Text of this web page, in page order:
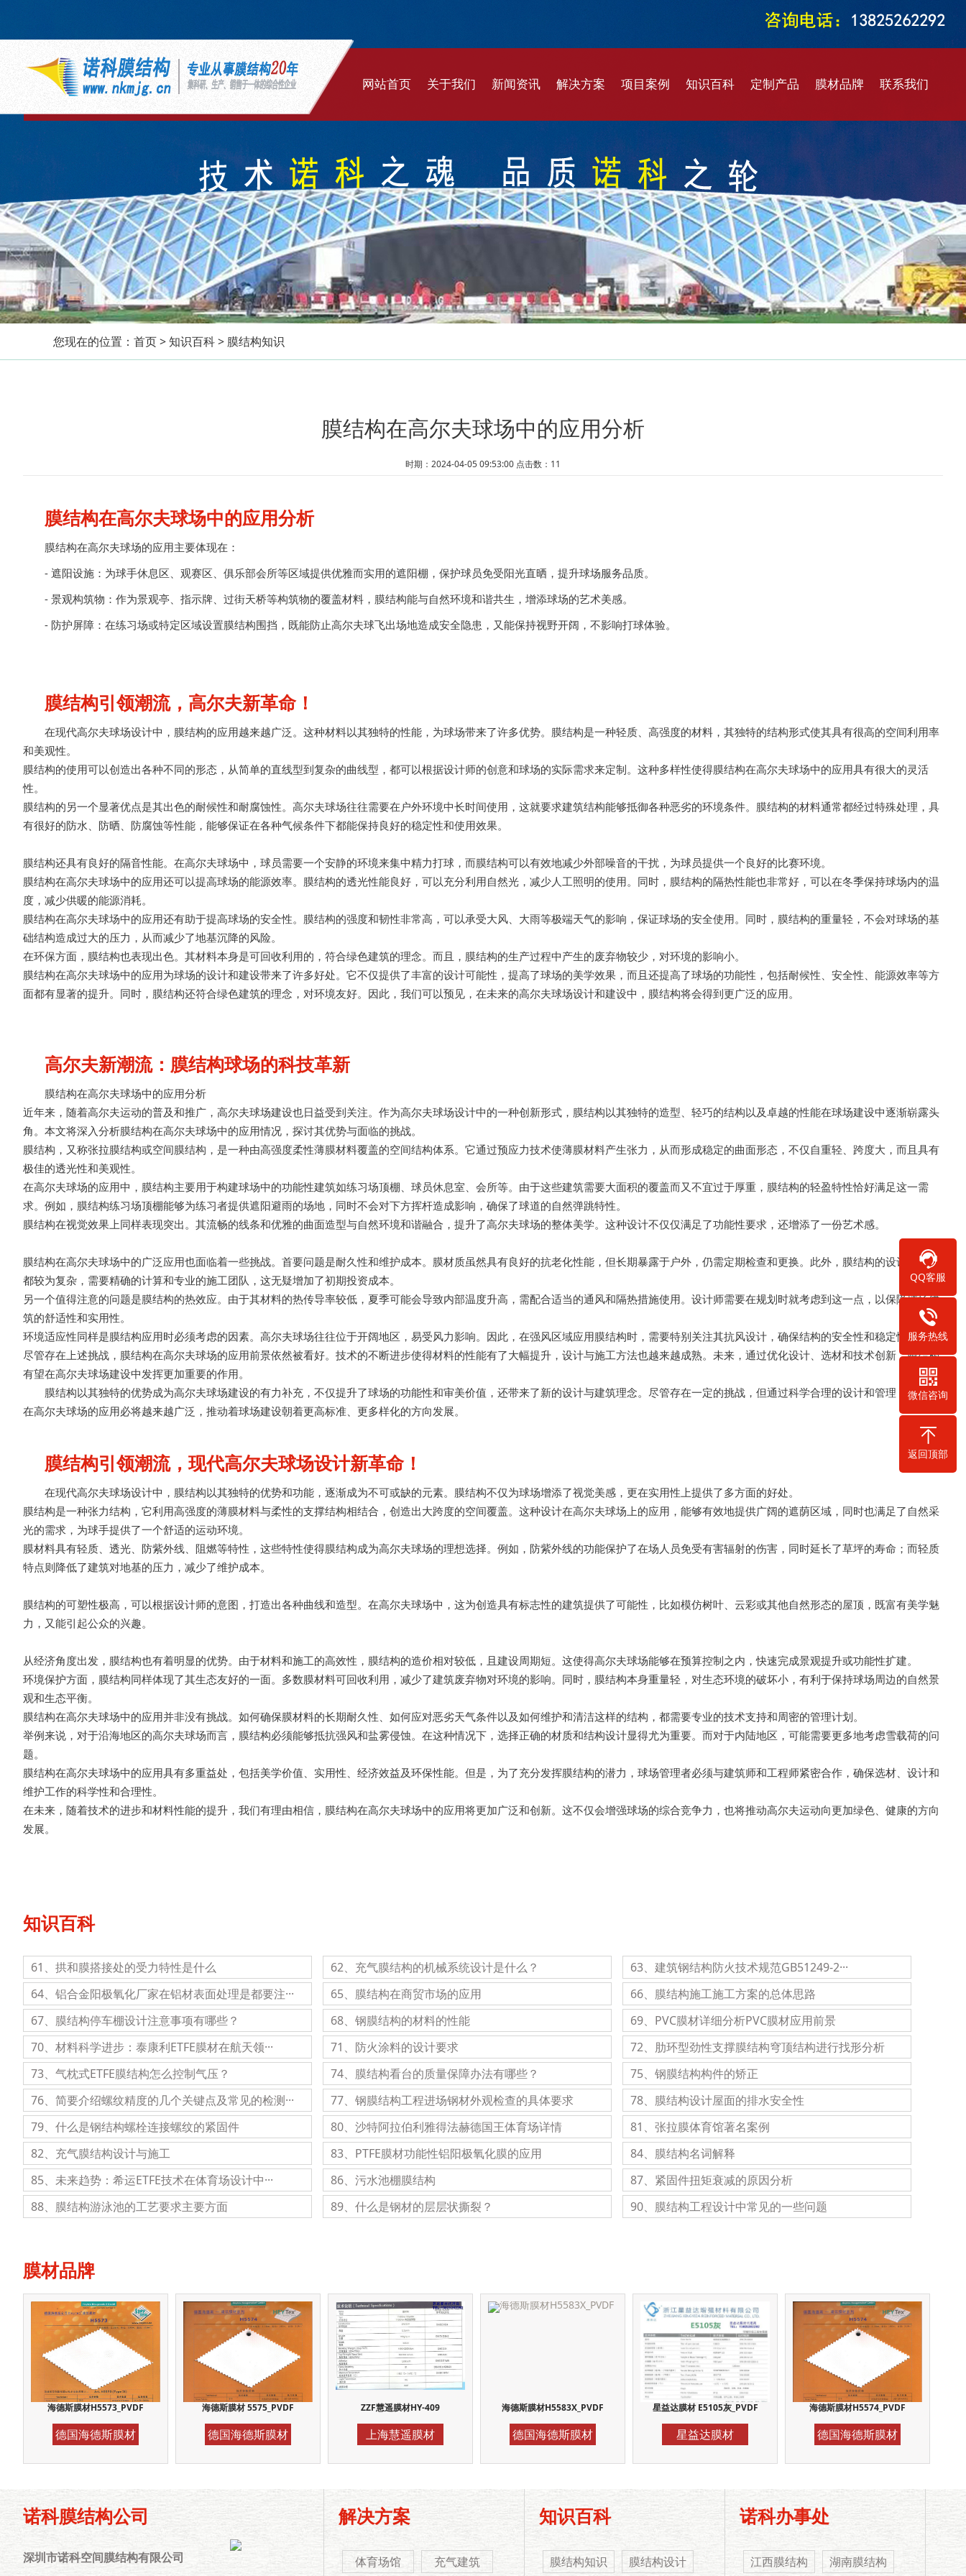
网站首页 关于我们
企业文化
发展历程
公司实力
新闻资讯
行业新闻
解决方案
充气建筑
遮阳系统
封闭煤棚
景观文化
污水环保
项目案例
膜结构车棚
膜结构看台
膜结构景观
膜结构煤棚
充气膜结构
污水加盖膜
遮阳膜结构
知识百科
膜结构知识
膜结构设计
膜结构加工
膜结构施工
膜结构维修
膜结构价格
ETFE材质
定制产品
马戏大棚
仓储篷房
建筑幕墙
定制阳伞
智能开启
雷达罩棚
膜材品牌
进口膜材
国产膜材
ETFE膜材
PTFE膜材
PVDF膜材
二氧化钛膜材
环保密闭膜材
联系我们
您现在的位置： 首页>知识百科> 膜结构知识
膜结构在高尔夫球场中的应用分析
时期：2024-04-05 09:53:00 点击数：11
膜结构在高尔夫球场中的应用分析
膜结构在高尔夫球场的应用主要体现在：
- 遮阳设施：为球手休息区、观赛区、俱乐部会所等区域提供优雅而实用的遮阳棚 ，保护球员免受阳光直晒，提升球场服务品质。
- 景观构筑物：作为景观亭、指示牌、过街天桥等构筑物的覆盖材料，膜结构能与自然环境和谐共生，增添球场的艺术美感。
- 防护屏障：在练习场或特定区域设置膜结构围挡，既能防止高尔夫球飞出场地造成安全隐患，又能保持视野开阔，不影响打球体验。
膜结构引领潮流，高尔夫新革命！
在现代高尔夫球场设计中，膜结构的应用越来越广泛。这种材料以其独特的性能，为球场带来了许多优势。膜结构是一种轻质、高强度的材料，其独特的结构形式使其具有很高的空间利用率
和美观性。
膜结构的使用可以创造出各种不同的形态，从简单的直线型到复杂的曲线型，都可以根据设计师的创意和球场的实际需求来定制。这种多样性使得膜结构在高尔夫球场中的应用具有很大的灵活
性。
膜结构的另一个显著优点是其出色的耐候性和耐腐蚀性。高尔夫球场往往需要在户外环境中长时间使用，这就要求建筑结构能够抵御各种恶劣的环境条件。膜结构的材料通常都经过特殊处理，具
有很好的防水、防晒、防腐蚀等性能，能够保证在各种气候条件下都能保持良好的稳定性和使用效果。
膜结构还具有良好的隔音性能。在高尔夫球场中，球员需要一个安静的环境来集中精力打球，而膜结构可以有效地减少外部噪音的干扰，为球员提供一个良好的比赛环境。
膜结构在高尔夫球场中的应用还可以提高球场的能源效率。膜结构的透光性能良好，可以充分利用自然光，减少人工照明的使用。同时，膜结构的隔热性能也非常好，可以在冬季保持球场内的温
度，减少供暖的能源消耗。
膜结构在高尔夫球场中的应用还有助于提高球场的安全性。膜结构的强度和韧性非常高，可以承受大风、大雨等极端天气的影响，保证球场的安全使用。同时，膜结构的重量轻，不会对球场的基
础结构造成过大的压力，从而减少了地基沉降的风险。
在环保方面，膜结构也表现出色。其材料本身是可回收利用的，符合绿色建筑的理念。而且，膜结构的生产过程中产生的废弃物较少，对环境的影响小。
膜结构在高尔夫球场中的应用为球场的设计和建设带来了许多好处。它不仅提供了丰富的设计可能性，提高了球场的美学效果，而且还提高了球场的功能性，包括耐候性、安全性、能源效率等方
面都有显著的提升。同时，膜结构还符合绿色建筑的理念，对环境友好。因此，我们可以预见，在未来的高尔夫球场设计和建设中，膜结构将会得到更广泛的应用。
高尔夫新潮流：膜结构球场的科技革新
膜结构在高尔夫球场中的应用分析
近年来，随着高尔夫运动的普及和推广，高尔夫球场建设也日益受到关注。作为高尔夫球场设计中的一种创新形式，膜结构以其独特的造型、轻巧的结构以及卓越的性能在球场建设中逐渐崭露头
角。本文将深入分析膜结构在高尔夫球场中的应用情况，探讨其优势与面临的挑战。
膜结构，又称张拉膜结构或空间膜结构，是一种由高强度柔性薄膜材料覆盖的空间结构体系。它通过预应力技术使薄膜材料产生张力，从而形成稳定的曲面形态，不仅自重轻、跨度大，而且具有
极佳的透光性和美观性。
在高尔夫球场的应用中，膜结构主要用于构建球场中的功能性建筑如练习场顶棚、球员休息室、会所等。由于这些建筑需要大面积的覆盖而又不宜过于厚重，膜结构的轻盈特性恰好满足这一需
求。例如，膜结构练习场顶棚能够为练习者提供遮阳避雨的场地，同时不会对下方挥杆造成影响，确保了球道的自然弹跳特性。
膜结构在视觉效果上同样表现突出。其流畅的线条和优雅的曲面造型与自然环境和谐融合，提升了高尔夫球场的整体美学。这种设计不仅仅满足了功能性要求，还增添了一份艺术感。
膜结构在高尔夫球场中的广泛应用也面临着一些挑战。首要问题是耐久性和维护成本。膜材质虽然具有良好的抗老化性能，但长期暴露于户外，仍需定期检查和更换。此外，膜结构的设计和 施工
都较为复杂，需要精确的计算和专业的施工团队，这无疑增加了初期投资成本。
另一个值得注意的问题是膜结构的热效应。由于其材料的热传导率较低，夏季可能会导致内部温度升高，需配合适当的通风和隔热措施使用。设计师需要在规划时就考虑到这一点，以保障球场建
筑的舒适性和实用性。
环境适应性同样是膜结构应用时必须考虑的因素。高尔夫球场往往位于开阔地区，易受风力影响。因此，在强风区域应用膜结构时，需要特别关注其抗风设计，确保结构的安全性和稳定性。
尽管存在上述挑战，膜结构在高尔夫球场的应用前景依然被看好。技术的不断进步使得材料的性能有了大幅提升，设计与施工方法也越来越成熟。未来，通过优化设计、选材和技术创新，膜结构
有望在高尔夫球场建设中发挥更加重要的作用。
膜结构以其独特的优势成为高尔夫球场建设的有力补充，不仅提升了球场的功能性和审美价值，还带来了新的设计与建筑理念。尽管存在一定的挑战，但通过科学合理的设计和管理，膜结构
在高尔夫球场的应用必将越来越广泛，推动着球场建设朝着更高标准、更多样化的方向发展。
膜结构引领潮流，现代高尔夫球场设计新革命！
在现代高尔夫球场设计中，膜结构以其独特的优势和功能，逐渐成为不可或缺的元素。膜结构不仅为球场增添了视觉美感，更在实用性上提供了多方面的好处。
膜结构是一种张力结构，它利用高强度的薄膜材料与柔性的支撑结构相结合，创造出大跨度的空间覆盖。这种设计在高尔夫球场上的应用，能够有效地提供广阔的遮荫区域，同时也满足了自然采
光的需求，为球手提供了一个舒适的运动环境。
膜材料具有轻质、透光、防紫外线、阻燃等特性，这些特性使得膜结构成为高尔夫球场的理想选择。例如，防紫外线的功能保护了在场人员免受有害辐射的伤害，同时延长了草坪的寿命；而轻质
特点则降低了建筑对地基的压力，减少了维护成本。
膜结构的可塑性极高，可以根据设计师的意图，打造出各种曲线和造型。在高尔夫球场中，这为创造具有标志性的建筑提供了可能性，比如模仿树叶、云彩或其他自然形态的屋顶，既富有美学魅
力，又能引起公众的兴趣。
从经济角度出发，膜结构也有着明显的优势。由于材料和施工的高效性，膜结构的造价相对较低，且建设周期短。这使得高尔夫球场能够在预算控制之内，快速完成景观提升或功能性扩建。
环境保护方面，膜结构同样体现了其生态友好的一面。多数膜材料可回收利用，减少了建筑废弃物对环境的影响。同时，膜结构本身重量轻，对生态环境的破坏小，有利于保持球场周边的自然景
观和生态平衡。
膜结构在高尔夫球场中的应用并非没有挑战。如何确保膜材料的长期耐久性、如何应对恶劣天气条件以及如何维护和清洁这样的结构，都需要专业的技术支持和周密的管理计划。
举例来说，对于沿海地区的高尔夫球场而言，膜结构必须能够抵抗强风和盐雾侵蚀。在这种情况下，选择正确的材质和结构设计显得尤为重要。而对于内陆地区，可能需要更多地考虑雪载荷的问
题。
膜结构在高尔夫球场中的应用具有多重益处，包括美学价值、实用性、经济效益及环保性能。但是，为了充分发挥膜结构的潜力，球场管理者必须与建筑师和工程师紧密合作，确保选材、设计和
维护工作的科学性和合理性。
在未来，随着技术的进步和材料性能的提升，我们有理由相信，膜结构在高尔夫球场中的应用将更加广泛和创新。这不仅会增强球场的综合竞争力，也将推动高尔夫运动向更加绿色、健康的方向
发展。
知识百科
61、拱和膜搭接处的受力特性是什么 62、充气膜结构的机械系统设计是什么？
63、建筑钢结构防火技术规范GB51249-2···
64、铝合金阳极氧化厂家在铝材表面处理是都要注···
65、膜结构在商贸市场的应用
66、膜结构施工施工方案的总体思路
67、膜结构停车棚设计注意事项有哪些？
68、钢膜结构的材料的性能
69、PVC膜材详细分析PVC膜材应用前景
70、材料科学进步：泰康利ETFE膜材在航天领···
71、防火涂料的设计要求
72、肋环型劲性支撑膜结构穹顶结构进行找形分析
73、气枕式ETFE膜结构怎么控制气压？
74、膜结构看台的质量保障办法有哪些？
75、钢膜结构构件的矫正
76、简要介绍螺纹精度的几个关键点及常见的检测···
77、钢膜结构工程进场钢材外观检查的具体要求
78、膜结构设计屋面的排水安全性
79、什么是钢结构螺栓连接螺纹的紧固件
80、沙特阿拉伯利雅得法赫德国王体育场详情
81、张拉膜体育馆著名案例
82、充气膜结构设计与施工
83、PTFE膜材功能性铝阳极氧化膜的应用
84、膜结构名词解释
85、未来趋势：希运ETFE技术在体育场设计中···
86、污水池棚膜结构
87、紧固件扭矩衰减的原因分析
88、膜结构游泳池的工艺要求主要方面
89、什么是钢材的层层状撕裂？ 90、膜结构工程设计中常见的一些问题
膜材品牌
海德斯膜材H5573_PVDF
德国海德斯膜材
海德斯膜材 5575_PVDF
德国海德斯膜材
ZZF慧遥膜材HY-409
上海慧遥膜材
海德斯膜材H5583X_PVDF
德国海德斯膜材
星益达膜材 E5105灰_PVDF
星益达膜材
海德斯膜材H5574_PVDF
德国海德斯膜材
诺科膜结构公司
深圳市诺科空间膜结构有限公司
解决方案
体育场馆 充气建筑
知识百科
膜结构知识 膜结构设计
诺科办事处
江西膜结构 湖南膜结构
QQ客服
服务热线
微信咨询
返回顶部